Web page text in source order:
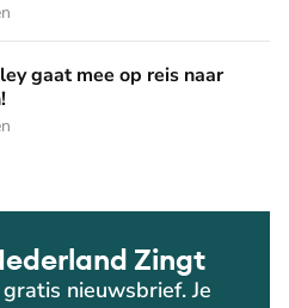
reis naar Denemarken!
gaat mee op reis naar
Zingt
nieuwsbrief. Je